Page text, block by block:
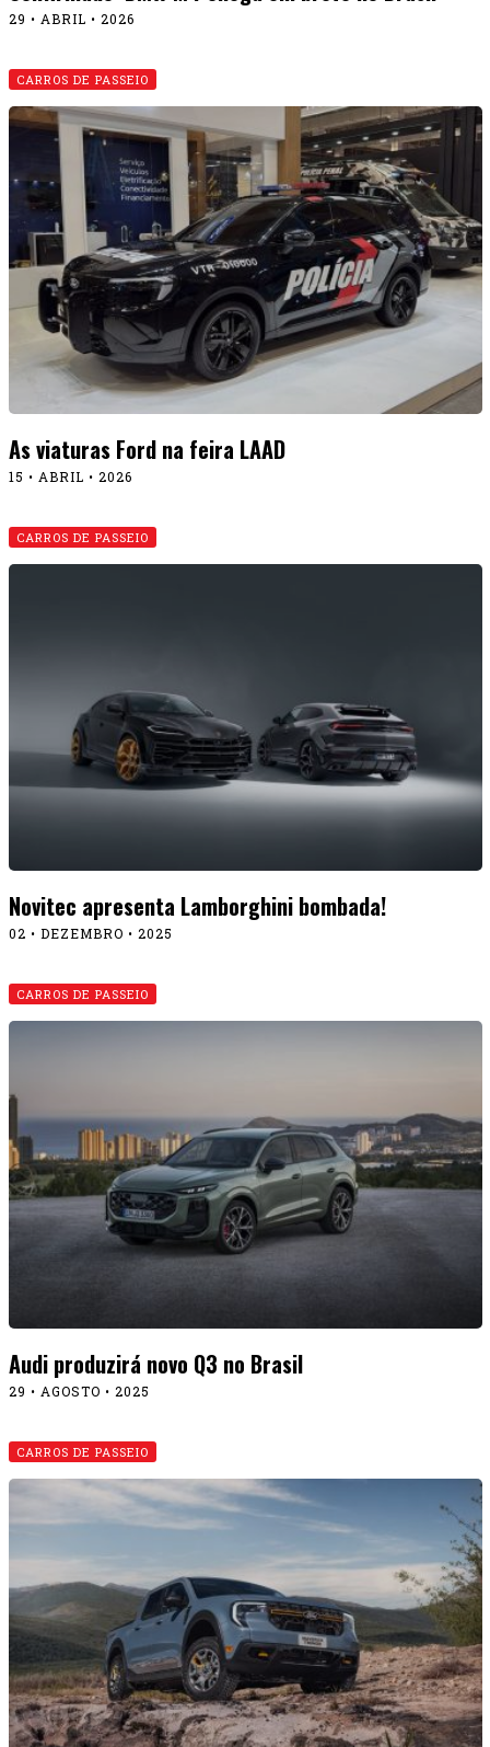
29 • ABRIL • 2026
CARROS DE PASSEIO
As viaturas Ford na feira LAAD
15 • ABRIL • 2026
CARROS DE PASSEIO
Novitec apresenta Lamborghini bombada!
02 • DEZEMBRO • 2025
CARROS DE PASSEIO
Audi produzirá novo Q3 no Brasil
29 • AGOSTO • 2025
CARROS DE PASSEIO